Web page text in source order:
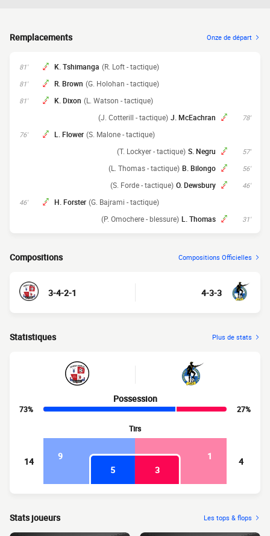
Remplacements Onze de départ
81' K. Tshimanga (R. Loft - tactique)
81' R. Brown (G. Holohan - tactique)
81' K. Dixon (L. Watson - tactique)
78'
J. McEachran
(J. Cotterill - tactique)
76' L. Flower (S. Malone - tactique)
57'
S. Negru
(T. Lockyer - tactique)
56'
B. Bilongo
(L. Thomas - tactique)
46'
O. Dewsbury
(S. Forde - tactique)
46' H. Forster (G. Bajrami - tactique)
31'
L. Thomas
(P. Omochere - blessure)
Compositions Compositions Officielles
3-4-2-1 4-3-3
Statistiques Plus de stats
Possession
73%
27%
Tirs
14 9
1
5
3
4
Stats joueurs Les tops & flops